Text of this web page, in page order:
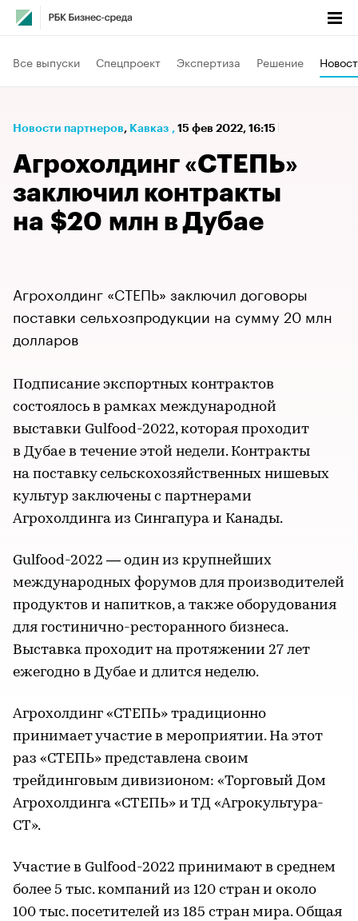
Все выпуски Спецпроект Экспертиза Решение
Новости партнеров⁠, Кавказ , 15 фев 2022, 16:15
Агрохолдинг «СТЕПЬ»
заключил контракты
на $20 млн в Дубае
Агрохолдинг «СТЕПЬ» заключил договоры
поставки сельхозпродукции на сумму 20 млн
долларов
Подписание экспортных контрактов
состоялось в рамках международной
выставки Gulfood-2022, которая проходит
в Дубае в течение этой недели. Контракты
на поставку сельскохозяйственных нишевых
культур заключены с партнерами
Агрохолдинга из Сингапура и Канады.
Gulfood-2022 — один из крупнейших
международных форумов для производителей
продуктов и напитков, а также оборудования
для гостинично-ресторанного бизнеса.
Выставка проходит на протяжении 27 лет
ежегодно в Дубае и длится неделю.
Агрохолдинг «СТЕПЬ» традиционно
принимает участие в мероприятии. На этот
раз «СТЕПЬ» представлена своим
трейдинговым дивизионом: «Торговый Дом
Агрохолдинга «СТЕПЬ» и ТД «Агрокультура-
СТ».
Участие в Gulfood-2022 принимают в среднем
более 5 тыс. компаний из 120 стран и около
100 тыс. посетителей из 185 стран мира. Общая